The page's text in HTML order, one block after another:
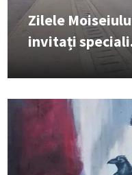
Zilele
invitați